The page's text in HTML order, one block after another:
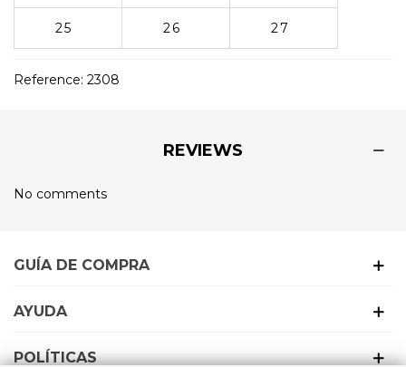
25 26 27
Reference: 2308
REVIEWS
No comments
GUÍA DE COMPRA
AYUDA
POLÍTICAS